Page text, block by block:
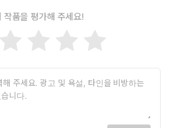
코)
?) 문학부 인문종합과학학과 졸업
동양어문학과 석사과정 졸업
작품을 평가해 주세요!